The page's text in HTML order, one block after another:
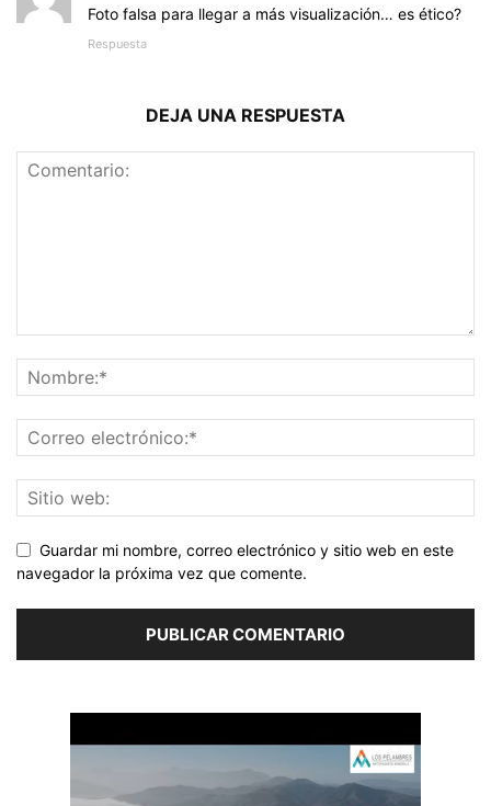
Foto falsa para llegar a más visualización… es ético?
Respuesta
DEJA UNA RESPUESTA
Guardar mi nombre, correo electrónico y sitio web en este
navegador la próxima vez que comente.